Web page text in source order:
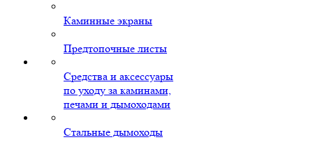
Каминные экраны
Предтопочные листы
Средства и аксессуары
по уходу за каминами,
печами и дымоходами
Стальные дымоходы